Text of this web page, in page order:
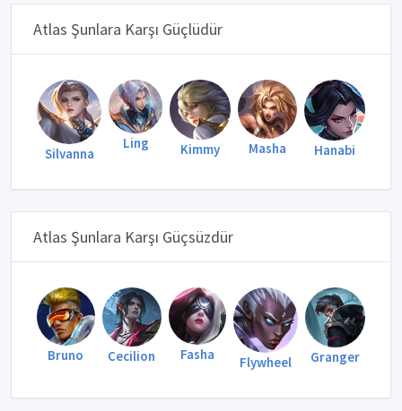
Atlas Şunlara Karşı Güçlüdür
Silvanna
Ling Kimmy Masha Hanabi
Atlas Şunlara Karşı Güçsüzdür
Bruno Cecilion Fasha Flywheel Granger